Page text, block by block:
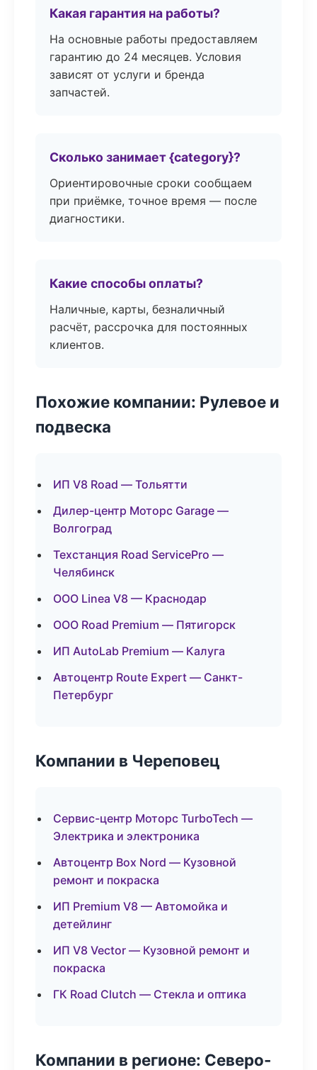
Какая гарантия на работы?
На основные работы предоставляем
гарантию до 24 месяцев. Условия
зависят от услуги и бренда
запчастей.
Сколько занимает {category}?
Ориентировочные сроки сообщаем
при приёмке, точное время — после
диагностики.
Какие способы оплаты?
Наличные, карты, безналичный
расчёт, рассрочка для постоянных
клиентов.
Похожие компании: Рулевое и
подвеска
ИП V8 Road — Тольятти
Дилер-центр Моторс Garage —
Волгоград
Техстанция Road ServicePro —
Челябинск
ООО Linea V8 — Краснодар
ООО Road Premium — Пятигорск
ИП AutoLab Premium — Калуга
Автоцентр Route Expert — Санкт-
Петербург
Компании в Череповец
Сервис-центр Моторс TurboTech —
Электрика и электроника
Автоцентр Box Nord — Кузовной
ремонт и покраска
ИП Premium V8 — Автомойка и
детейлинг
ИП V8 Vector — Кузовной ремонт и
покраска
ГК Road Clutch — Стекла и оптика
Компании в регионе: Северо-